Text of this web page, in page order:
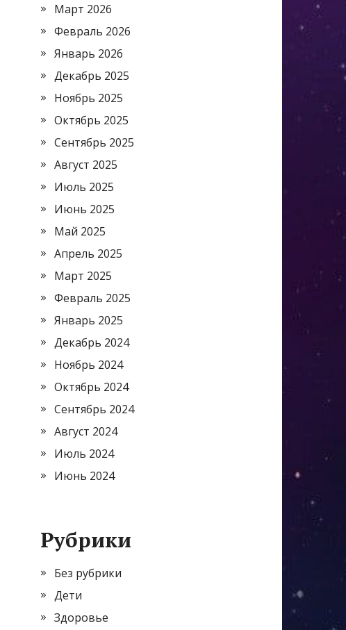
Март 2026
Февраль 2026
Январь 2026
Декабрь 2025
Ноябрь 2025
Октябрь 2025
Сентябрь 2025
Август 2025
Июль 2025
Июнь 2025
Май 2025
Апрель 2025
Март 2025
Февраль 2025
Январь 2025
Декабрь 2024
Ноябрь 2024
Октябрь 2024
Сентябрь 2024
Август 2024
Июль 2024
Июнь 2024
Рубрики
Без рубрики
Дети
Здоровье